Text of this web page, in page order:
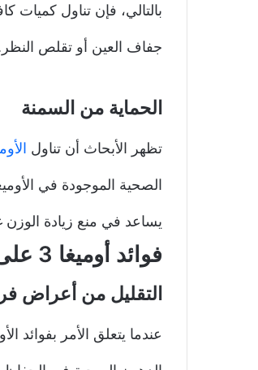
جفاف العين أو تقلص
الحماية من السمنة
تظهر الأبحاث أن تناول
يساعد في منع زيادة الوزن
فوائد أوميغا 3 على النشاط الذهني والحركي
التقليل من أعراض
عندما يتعلق الأمر بفوائد الأوميغا 3 على